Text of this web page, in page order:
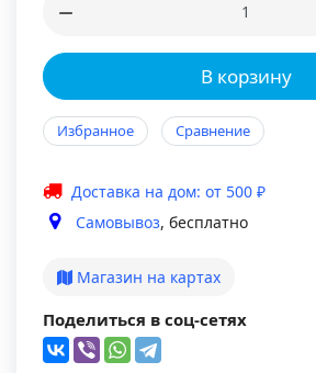
В корзину
Избранное Сравнение
Доставка на дом: от 500 ₽
Самовывоз, бесплатно
Магазин на картах
Поделиться в соц-сетях